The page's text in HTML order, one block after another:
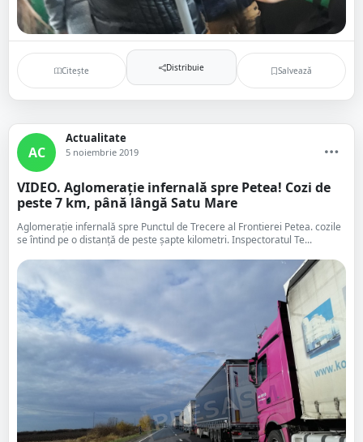
Citește Distribuie Salvează
AC
Actualitate
5 noiembrie 2019
VIDEO. Aglomerație infernală spre Petea! Cozi de
peste 7 km, până lângă Satu Mare
Aglomerație infernală spre Punctul de Trecere al Frontierei Petea. cozile
se întind pe o distanță de peste șapte kilometri. Inspectoratul Te...